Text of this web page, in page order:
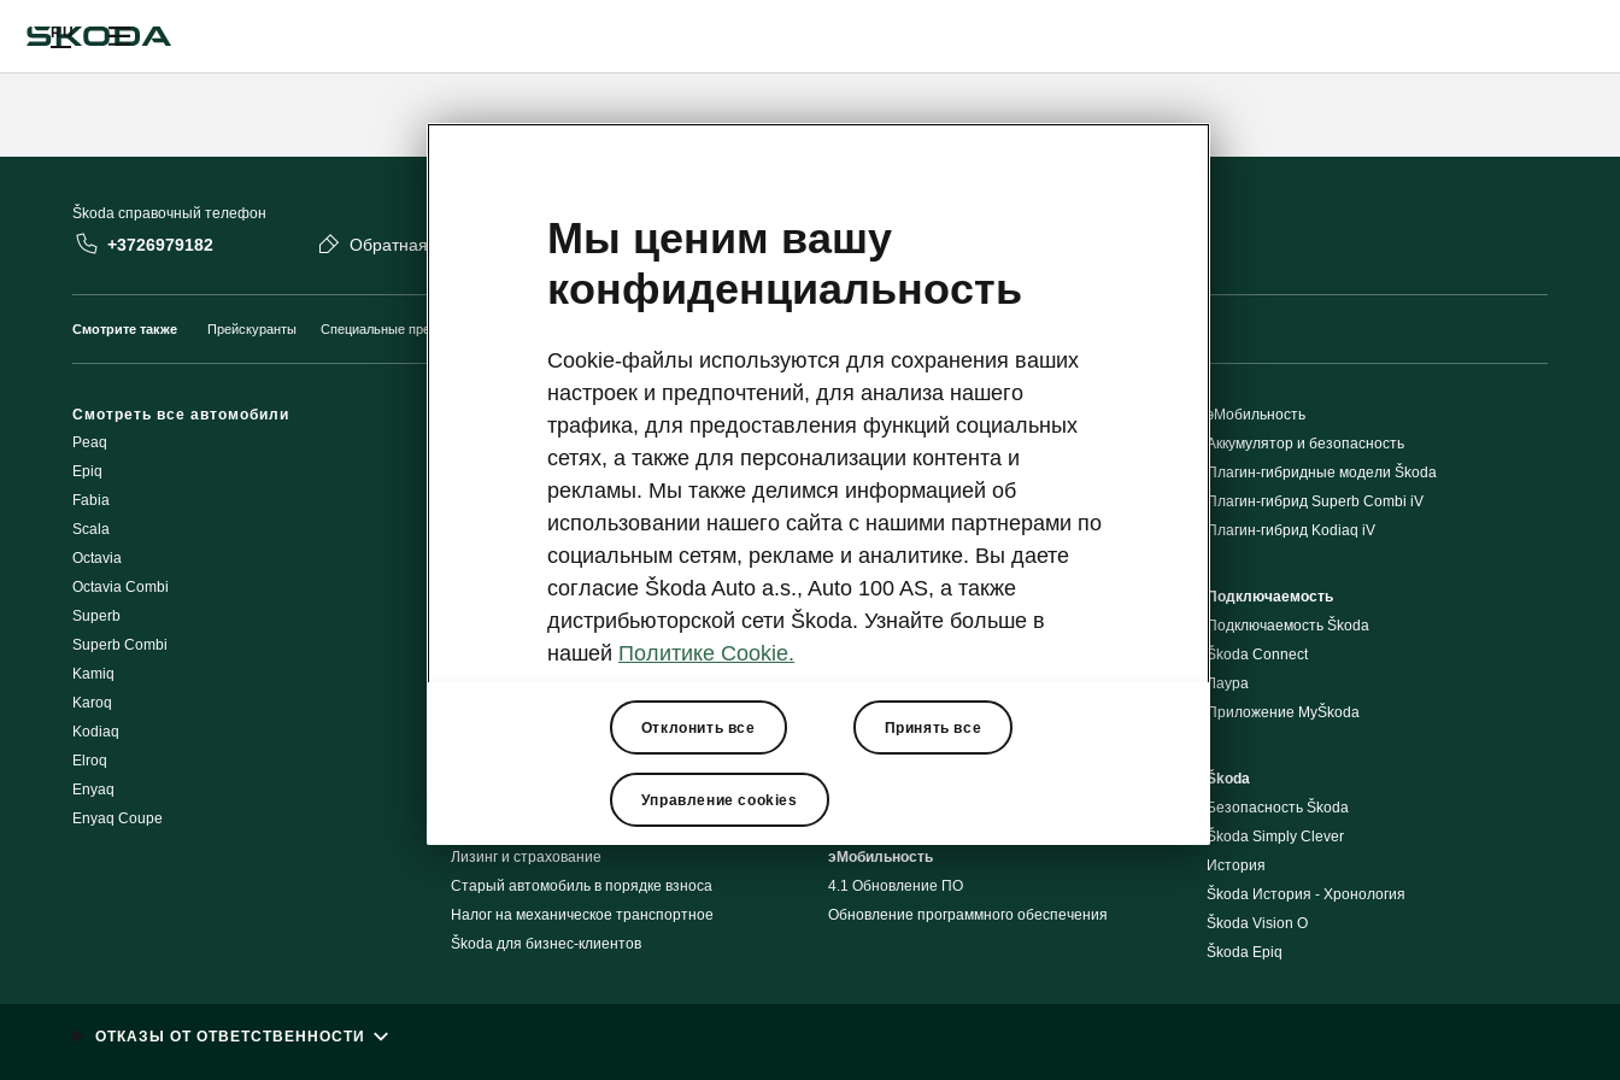
RU
Škoda cправочный телефон
+3726979182 Обратная связь
Смотрите также Прейскуранты Специальные предложения
Смотреть все автомобили
Peaq
Epiq
Fabia
Scala
Octavia
Octavia Combi
Superb
Superb Combi
Kamiq
Karoq
Kodiaq
Elroq
Enyaq
Enyaq Coupe
Представительства
Moller Auto Pärnu
Kindle Rakvere
Moller Auto Viru
Лизинг и cтрахование
Cтарый автомобиль в порядке взноса
Налог на механическое транспортное
Škoda для бизнес-клиентов
Обслуживание и запчасти
Регулярное техобслуживание Škoda
Сервисные кампании по отзыву
Гарантия Škoda
Экстренный вызов (SOS)
Контроль за автомобилями на природн
Запрос на запчасти
Сезонные специальные предложения
Урегулирование ущерба
Подайте уведомление об ущербе
эМобильность
4.1 Обновление ПО
Обновление программного обеспечения
эМобильность
Аккумулятор и безопасность
Плагин-гибридные модели Škoda
Плагин-гибрид Superb Combi iV
Плагин-гибрид Kodiaq iV
Подключаемость
Подключаемость Škoda
Škoda Connect
Лаура
Приложение MyŠkoda
Škoda
Безопасность Škoda
Škoda Simply Clever
История
Škoda История - Хронология
Škoda Vision O
Škoda Epiq
ОТКАЗЫ ОТ ОТВЕТСТВЕННОСТИ
Мы ценим вашу
конфиденциальность
Cookie-файлы используются для сохранения ваших
настроек и предпочтений, для анализа нашего
трафика, для предоставления функций социальных
сетях, а также для персонализации контента и
рекламы. Мы также делимся информацией об
использовании нашего сайта с нашими партнерами по
социальным сетям, рекламе и аналитике. Вы даете
согласие Škoda Auto a.s., Auto 100 AS, а также
дистрибьюторской сети Škoda. Узнайте больше в
нашей Политике Cookie.
Отклонить все Принять все
Управление cookies